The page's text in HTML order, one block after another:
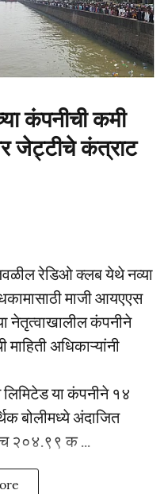
कंपनीची कमी
जेट्टीचे कंत्राट
रेडिओ क्लब येथे नव्या
माजी आयएएस
नेतृत्वाखालील कंपनीने
माहिती अधिकाऱ्यांनी
लिमिटेड या कंपनीने १४
बोलीमध्ये अंदाजित
२०४.९९ क ...